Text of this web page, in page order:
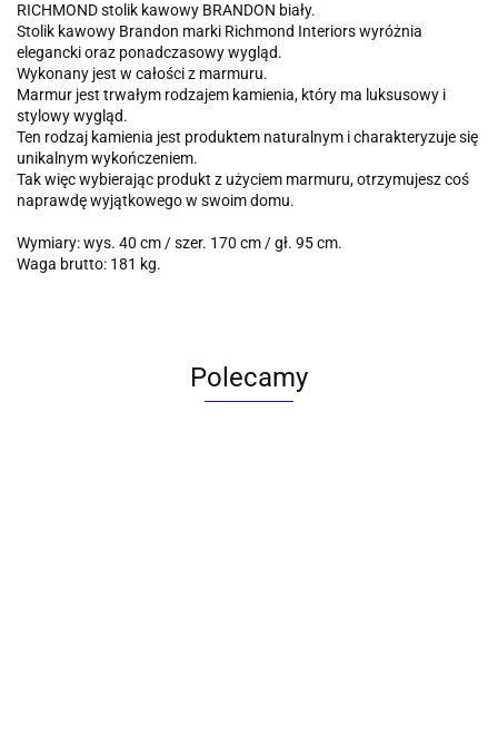
RICHMOND stolik kawowy BRANDON biały.
Stolik kawowy Brandon marki Richmond Interiors wyróżnia
elegancki oraz ponadczasowy wygląd.
Wykonany jest w całości z marmuru.
Marmur jest trwałym rodzajem kamienia, który ma luksusowy i
stylowy wygląd.
Ten rodzaj kamienia jest produktem naturalnym i charakteryzuje się
unikalnym wykończeniem.
Tak więc wybierając produkt z użyciem marmuru, otrzymujesz coś
naprawdę wyjątkowego w swoim domu.
Wymiary: wys. 40 cm / szer. 170 cm / gł. 95 cm.
Waga brutto: 181 kg.
Polecamy